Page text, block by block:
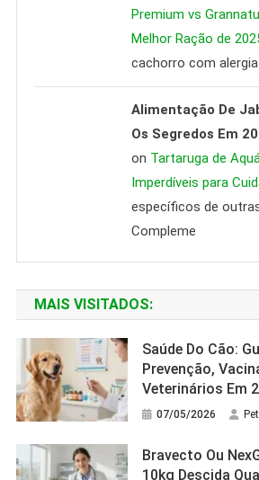
Premium vs
Melhor Ração de
cachorro com
Alimentação De
Os Segredos Em
on Tartaruga de
Imperdíveis para
específicos de
Compleme
MAIS VISITADOS:
Saúde Do Cão:
Prevenção,
Veterinários Em
07/05/2026
Bravecto Ou
10kg Descida